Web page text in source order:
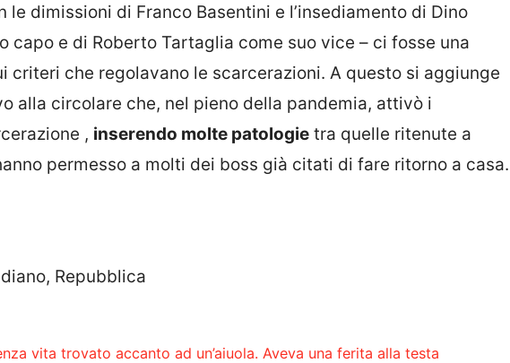
le dimissioni di Franco Basentini e l’insediamento di Dino
capo e di Roberto Tartaglia come suo vice – ci fosse una
criteri che regolavano le scarcerazioni. A questo si aggiunge
alla circolare che, nel pieno della pandemia, attivò i
, inserendo molte patologie tra quelle ritenute a
permesso a molti dei boss già citati di fare ritorno a casa.
Repubblica
vita trovato accanto ad un’aiuola. Aveva una ferita alla testa